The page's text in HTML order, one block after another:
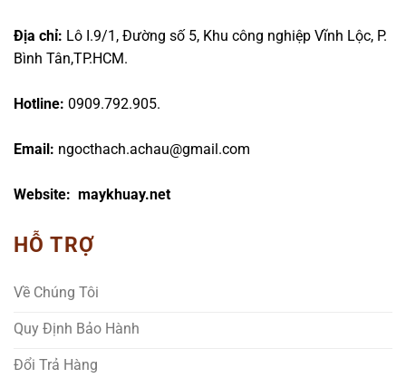
Địa chỉ: Lô I.9/1, Đường số 5, Khu công nghiệp Vĩnh Lộc, P.
Bình Tân,TP.HCM.
Hotline: 0909.792.905.
Email: ngocthach.achau@gmail.com
Website: maykhuay.net
HỖ TRỢ
Về Chúng Tôi
Quy Định Bảo Hành
Đổi Trả Hàng